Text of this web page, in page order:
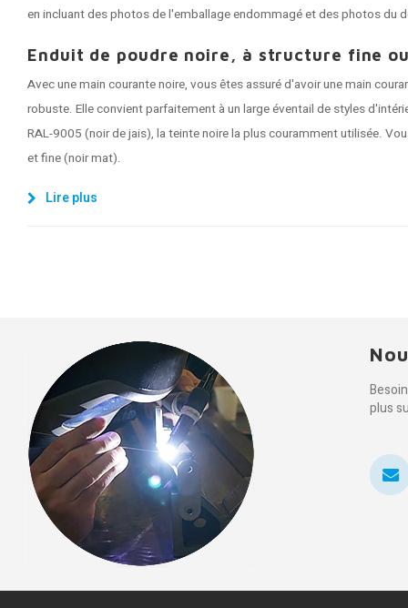
en incluant des photos de l'emballage endommagé et des photos du
Enduit de poudre noire, à structure fine
Avec une main courante noire, vous êtes assuré d'avoir une main
robuste. Elle convient parfaitement à un large éventail de styles
RAL-9005 (noir de jais), la teinte noire la plus couramment utilisée.
et fine (noir mat).
Lire plus
plus